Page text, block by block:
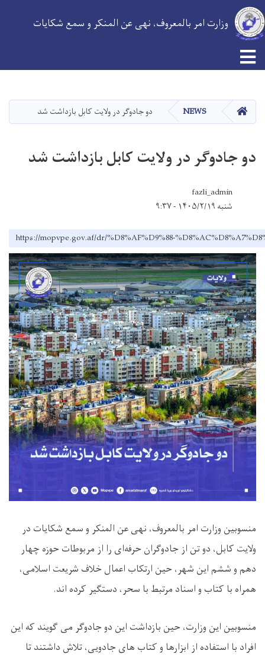
main
content
وزارت امر بالمعروف، نهی عن المنکر و سمع شکایات
Toggle navigation
HOME
NEWS دو جادوگر در ولایت کابل بازداشت شد
دو جادوگر در ولایت کابل بازداشت شد
fazli_admin
شنبه ۱۴۰۵/۲/۱۹ - ۹:۳۷
https://mopvpe.gov.af/dr/%D8%AF%D9%88-
منسوبین وزارت امر بالمعروف، نهی عن المنکر و سمع شکایات در
ولایت کابل، دو تن از جادوگران حرفه‌ای را از مربوطات حوزه‌ چهار
دهم و ششم این شهر، حین ارتکاب اعمال خلاف شریعت اسلامی،
همراه با کتاب و اسناد مرتبط با سحر، دستگیر کرده ‌اند.
منسوبین این وزارت، حین بازداشت این دو جادوگر می گویند که این
افراد با استفاده از ابزارها و کتاب‌ های جادویی، تلاش داشتند تا